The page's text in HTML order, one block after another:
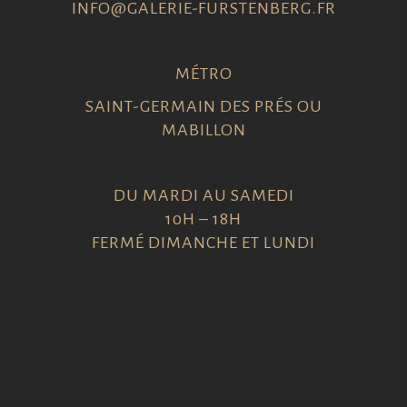
INFO@GALERIE-FURSTENBERG.FR
MÉTRO
SAINT-GERMAIN DES PRÉS OU
MABILLON
DU MARDI AU SAMEDI
10H – 18H
FERMÉ DIMANCHE ET LUNDI